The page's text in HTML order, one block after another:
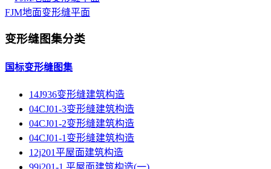
FJM地面变形缝平面
变形缝图集分类
国标变形缝图集
14J936变形缝建筑构造
04CJ01-3变形缝建筑构造
04CJ01-2变形缝建筑构造
04CJ01-1变形缝建筑构造
12j201平屋面建筑构造
99j201-1 平屋面建筑构造(一)